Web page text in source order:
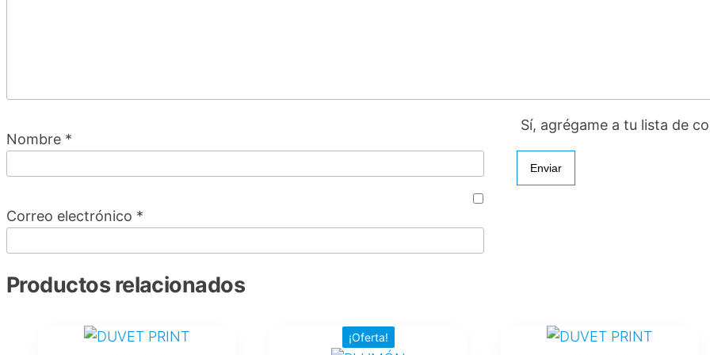
Nombre *
Correo electrónico *
Sí, agrégame a tu lista de
Productos relacionados
¡Oferta!